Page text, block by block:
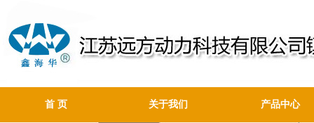
首 页 关于我们 产品中心